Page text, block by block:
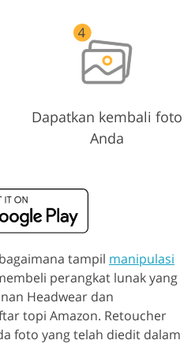
Dapatkan kembali foto
Anda
tampil manipulasi
perangkat lunak yang
Headwear dan
topi Amazon. Retoucher
foto yang telah diedit dalam